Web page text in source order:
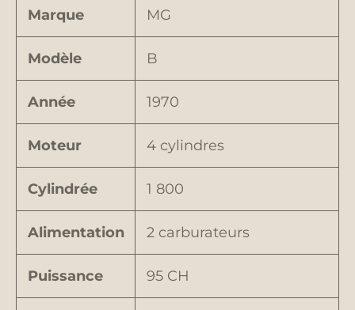
Marque MG
Modèle B
Année 1970
Moteur 4 cylindres
Cylindrée 1 800
Alimentation 2 carburateurs
Puissance 95 CH